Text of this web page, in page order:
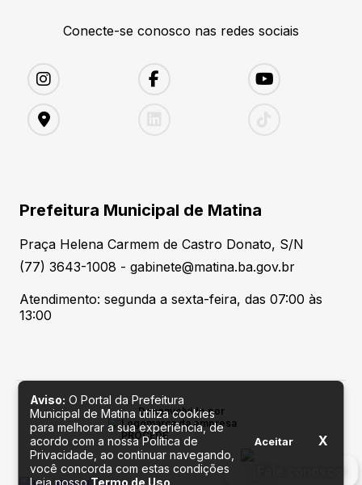
Conecte-se conosco nas redes sociais
Prefeitura Municipal de Matina
Praça Helena Carmem de Castro Donato, S/N
(77) 3643-1008 - gabinete@matina.ba.gov.br
Atendimento: segunda a sexta-feira, das 07:00 às
13:00
Desenvolvido por
Aviso: O Portal da Prefeitura
Municipal de Matina utiliza cookies
para melhorar a sua experiência, de
acordo com a nossa Política de
Privacidade, ao continuar navegando,
você concorda com estas condições
Leia nossoTermo de Uso
Aceitar X